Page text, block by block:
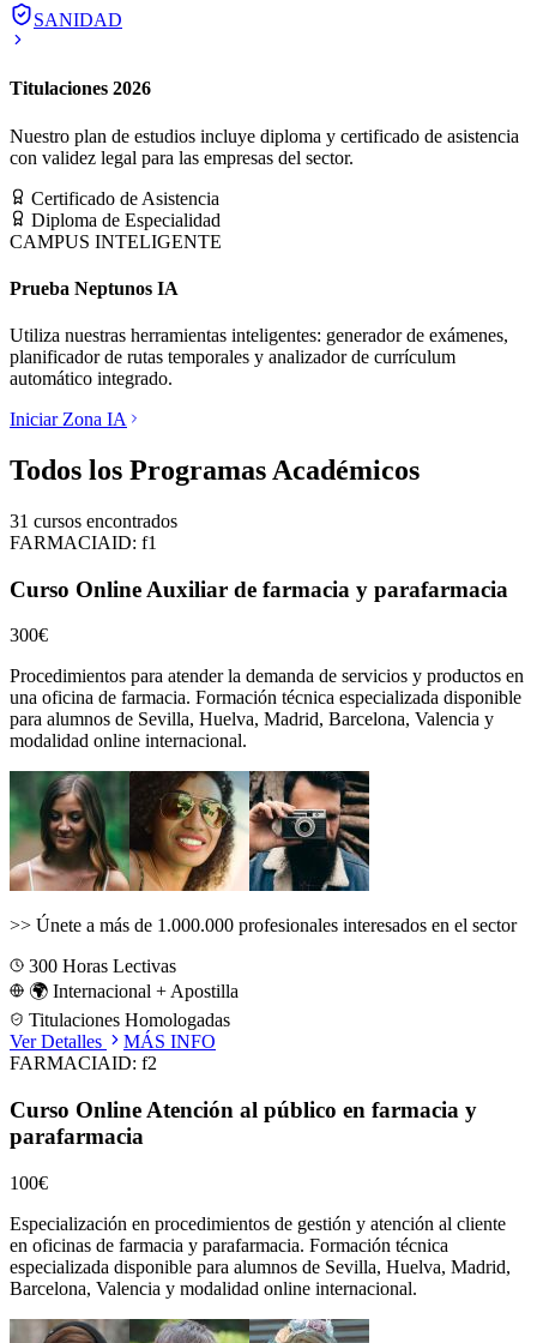
SANIDAD
Titulaciones 2026
Nuestro plan de estudios incluye diploma y certificado de asistencia
con validez legal para las empresas del sector.
Certificado de Asistencia
Diploma de Especialidad
CAMPUS INTELIGENTE
Prueba Neptunos IA
Utiliza nuestras herramientas inteligentes: generador de exámenes,
planificador de rutas temporales y analizador de currículum
automático integrado.
Iniciar Zona IA
Todos los Programas Académicos
31 cursos encontrados
FARMACIAID: f1
Curso Online Auxiliar de farmacia y parafarmacia
300€
Procedimientos para atender la demanda de servicios y productos en
una oficina de farmacia. Formación técnica especializada disponible
para alumnos de Sevilla, Huelva, Madrid, Barcelona, Valencia y
modalidad online internacional.
>> Únete a más de 1.000.000 profesionales interesados en el sector
300 Horas Lectivas
🌍 Internacional + Apostilla
Titulaciones Homologadas
Ver Detalles
MÁS INFO
FARMACIAID: f2
Curso Online Atención al público en farmacia y
parafarmacia
100€
Especialización en procedimientos de gestión y atención al cliente
en oficinas de farmacia y parafarmacia. Formación técnica
especializada disponible para alumnos de Sevilla, Huelva, Madrid,
Barcelona, Valencia y modalidad online internacional.